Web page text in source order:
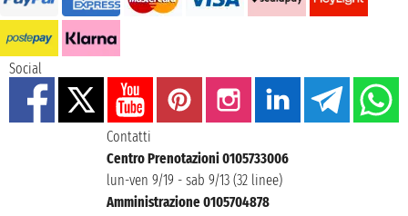
Social
Contatti
Centro Prenotazioni 0105733006
lun-ven 9/19 - sab 9/13 (32 linee)
Amministrazione 0105704878